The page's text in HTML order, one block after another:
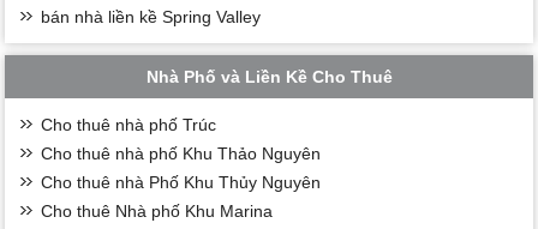
bán nhà liền kề Spring Valley
Nhà Phố và Liền Kề Cho Thuê
Cho thuê nhà phố Trúc
Cho thuê nhà phố Khu Thảo Nguyên
Cho thuê nhà Phố Khu Thủy Nguyên
Cho thuê Nhà phố Khu Marina